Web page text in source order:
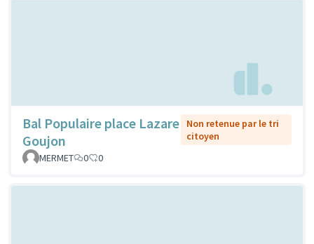
Bal Populaire place Lazare
Goujon
Non retenue par le tri
citoyen
MERMET
0 0